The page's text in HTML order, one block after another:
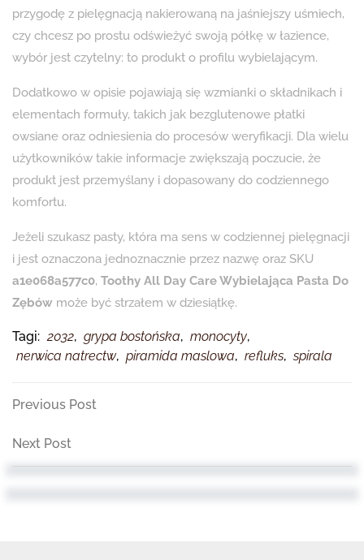
przygodę z pielęgnacją nakierowaną na jaśniejszy uśmiech,
czy chcesz po prostu odświeżyć swoją półkę w łazience,
wybór jest czytelny: to produkt o profilu wybielającym.
Dodatkowo w opisie pojawiają się wzmianki o składnikach i
elementach formuły, takich jak bezglutenowe płatki
owsiane oraz odniesienia do procesów weryfikacji. Dla wielu
użytkowników takie informacje zwiększają poczucie, że
produkt jest przemyślany i dopasowany do codziennego
komfortu.
Jeżeli szukasz pasty, która ma sens w codziennej pielęgnacji
i jest oznaczona jednoznacznie przez nazwę oraz SKU
a1e068a577c0, Toothy All Day Care Wybielająca Pasta Do
Zębów może być strzałem w dziesiątkę.
Tagi: 2032, grypa bostońska, monocyty,
nerwica natrectw, piramida maslowa, refluks, spirala
Nawigacja
wpisu
Previous
Previous Post
Next
Next Post